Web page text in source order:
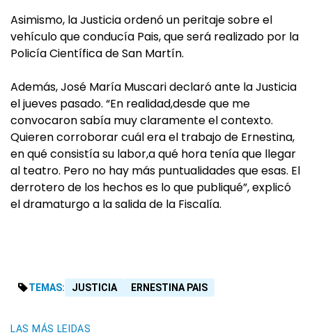
Asimismo, la Justicia ordenó un peritaje sobre el
vehículo que conducía Pais, que será realizado por la
Policía Científica de San Martín.
Además, José María Muscari declaró ante la Justicia
el jueves pasado. “En realidad,desde que me
convocaron sabía muy claramente el contexto.
Quieren corroborar cuál era el trabajo de Ernestina,
en qué consistía su labor,a qué hora tenía que llegar
al teatro. Pero no hay más puntualidades que esas. El
derrotero de los hechos es lo que publiqué”, explicó
el dramaturgo a la salida de la Fiscalía.
TEMAS: JUSTICIA ERNESTINA PAIS
LAS MÁS LEIDAS